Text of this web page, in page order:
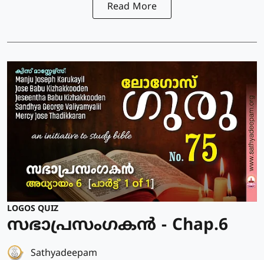
Read More
LOGOS QUIZ
സഭാപ്രസംഗകൻ - Chap.6
Sathyadeepam